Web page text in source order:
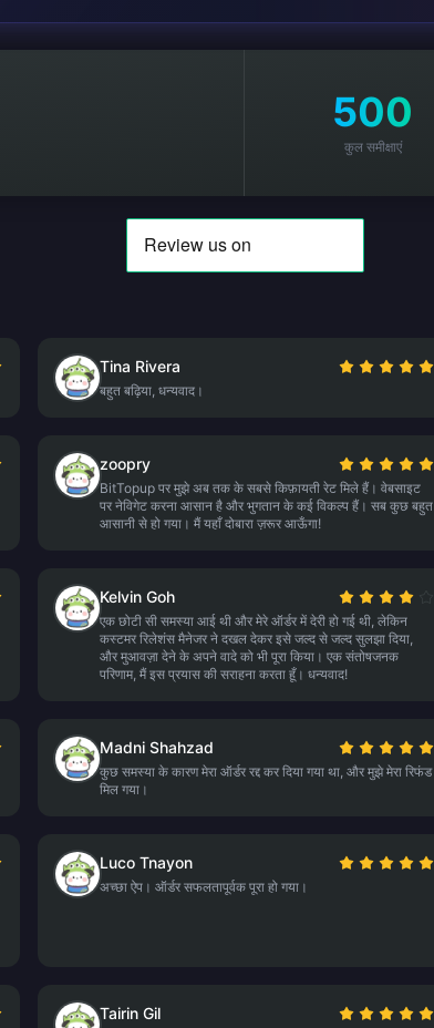
500
कुल समीक्षाएं
Tina Rivera
बहुत बढ़िया, धन्यवाद।
zoopry
BitTopup पर मुझे अब तक के सबसे किफ़ायती रेट मिले हैं। वेबसाइट
पर नेविगेट करना आसान है और भुगतान के कई विकल्प हैं। सब कुछ बहुत
आसानी से हो गया। मैं यहाँ दोबारा ज़रूर आऊँगा!
Kelvin Goh
एक छोटी सी समस्या आई थी और मेरे ऑर्डर में देरी हो गई थी, लेकिन
कस्टमर रिलेशंस मैनेजर ने दखल देकर इसे जल्द से जल्द सुलझा दिया,
और मुआवज़ा देने के अपने वादे को भी पूरा किया। एक संतोषजनक
परिणाम, मैं इस प्रयास की सराहना करता हूँ। धन्यवाद!
Madni Shahzad
कुछ समस्या के कारण मेरा ऑर्डर रद्द कर दिया गया था, और मुझे मेरा रिफंड
मिल गया।
Luco Tnayon
अच्छा ऐप। ऑर्डर सफलतापूर्वक पूरा हो गया।
Tairin Gil